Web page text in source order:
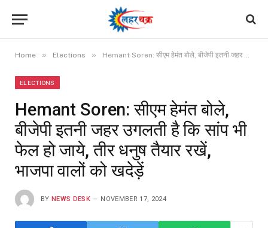
Home » Elections » Hemant Soren: सीएम हेमंत बोले, बीजेपी इतनी जहर उगलती है कि सांप भी फेल हो जाये, तीर धनुष तैयार रखें, भाजपा वालों को खदेड़ें
ELECTIONS
Hemant Soren: सीएम हेमंत बोले,
बीजेपी इतनी जहर उगलती है कि सांप भी
फेल हो जाये, तीर धनुष तैयार रखें,
भाजपा वालों को खदेड़ें
BY NEWS DESK NOVEMBER 17, 2024